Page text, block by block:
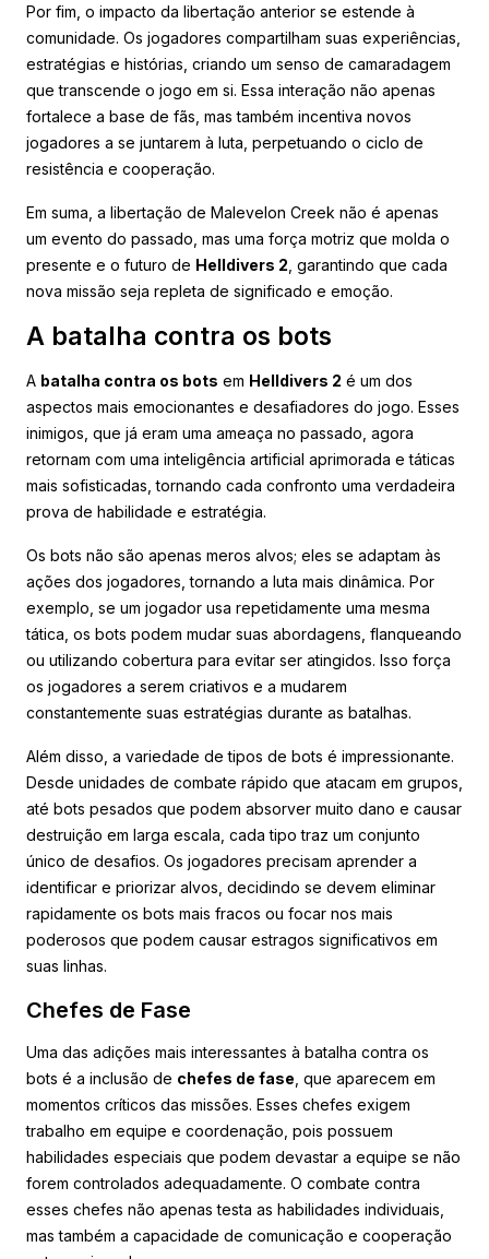
Por fim, o impacto da libertação anterior se estende à
comunidade. Os jogadores compartilham suas experiências,
estratégias e histórias, criando um senso de camaradagem
que transcende o jogo em si. Essa interação não apenas
fortalece a base de fãs, mas também incentiva novos
jogadores a se juntarem à luta, perpetuando o ciclo de
resistência e cooperação.
Em suma, a libertação de Malevelon Creek não é apenas
um evento do passado, mas uma força motriz que molda o
presente e o futuro de Helldivers 2 , garantindo que cada
nova missão seja repleta de significado e emoção.
A batalha contra os bots
A batalha contra os bots em Helldivers 2 é um dos
aspectos mais emocionantes e desafiadores do jogo. Esses
inimigos, que já eram uma ameaça no passado, agora
retornam com uma inteligência artificial aprimorada e táticas
mais sofisticadas, tornando cada confronto uma verdadeira
prova de habilidade e estratégia.
Os bots não são apenas meros alvos; eles se adaptam às
ações dos jogadores, tornando a luta mais dinâmica. Por
exemplo, se um jogador usa repetidamente uma mesma
tática, os bots podem mudar suas abordagens, flanqueando
ou utilizando cobertura para evitar ser atingidos. Isso força
os jogadores a serem criativos e a mudarem
constantemente suas estratégias durante as batalhas.
Além disso, a variedade de tipos de bots é impressionante.
Desde unidades de combate rápido que atacam em grupos,
até bots pesados que podem absorver muito dano e causar
destruição em larga escala, cada tipo traz um conjunto
único de desafios. Os jogadores precisam aprender a
identificar e priorizar alvos, decidindo se devem eliminar
rapidamente os bots mais fracos ou focar nos mais
poderosos que podem causar estragos significativos em
suas linhas.
Chefes de Fase
Uma das adições mais interessantes à batalha contra os
bots é a inclusão de chefes de fase , que aparecem em
momentos críticos das missões. Esses chefes exigem
trabalho em equipe e coordenação, pois possuem
habilidades especiais que podem devastar a equipe se não
forem controlados adequadamente. O combate contra
esses chefes não apenas testa as habilidades individuais,
mas também a capacidade de comunicação e cooperação